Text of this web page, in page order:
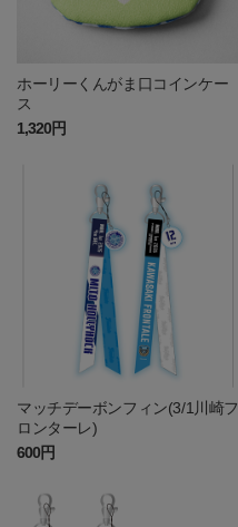
ホーリーくんがま口コインケー
ス
1,320円
マッチデーボンフィン(3/1川崎フ
ロンターレ)
600円